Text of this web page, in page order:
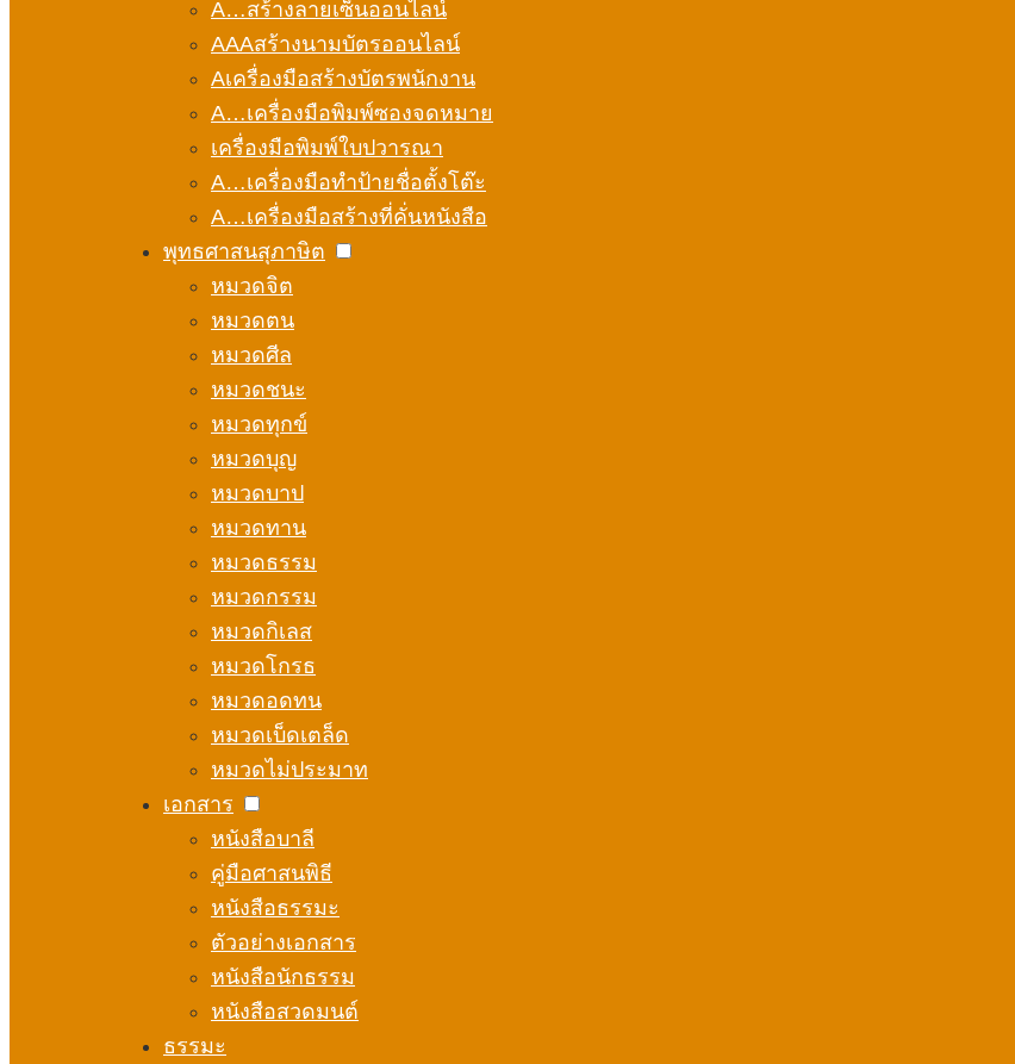
A…สร้างลายเซ็นออนไลน์
AAAสร้างนามบัตรออนไลน์
Aเครื่องมือสร้างบัตรพนักงาน
A…เครื่องมือพิมพ์ซองจดหมาย
เครื่องมือพิมพ์ใบปวารณา
A…เครื่องมือทำป้ายชื่อตั้งโต๊ะ
A…เครื่องมือสร้างที่คั่นหนังสือ
พุทธศาสนสุภาษิต
หมวดจิต
หมวดตน
หมวดศีล
หมวดชนะ
หมวดทุกข์
หมวดบุญ
หมวดบาป
หมวดทาน
หมวดธรรม
หมวดกรรม
หมวดกิเลส
หมวดโกรธ
หมวดอดทน
หมวดเบ็ดเตล็ด
หมวดไม่ประมาท
เอกสาร
หนังสือบาลี
คู่มือศาสนพิธี
หนังสือธรรมะ
ตัวอย่างเอกสาร
หนังสือนักธรรม
หนังสือสวดมนต์
ธรรมะ